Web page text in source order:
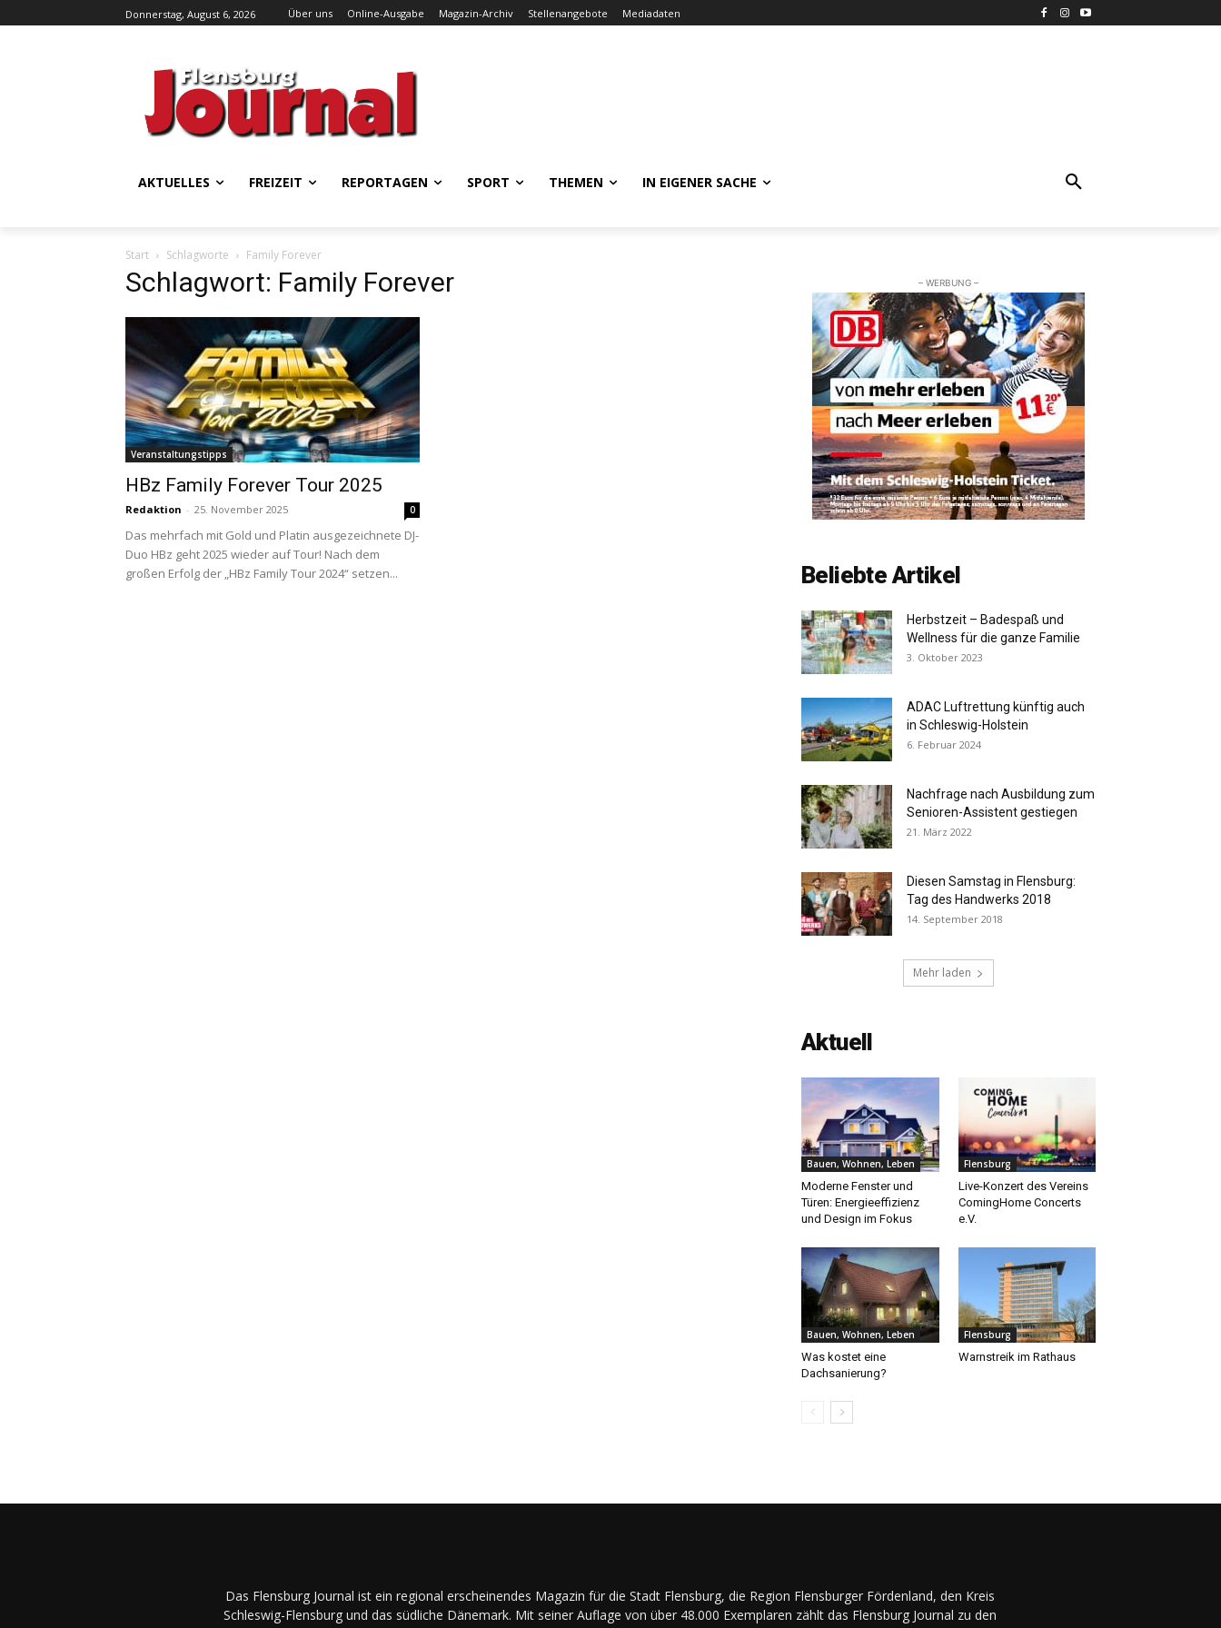
Donnerstag, August 6, 2026 Über uns Online-Ausgabe Magazin-Archiv Stellenangebote Mediadaten
AKTUELLES FREIZEIT REPORTAGEN SPORT THEMEN IN EIGENER SACHE
Start Schlagworte Family Forever
Schlagwort: Family Forever
Veranstaltungstipps
HBz Family Forever Tour 2025
Redaktion - 25. November 2025 0
Das mehrfach mit Gold und Platin ausgezeichnete DJ-
Duo HBz geht 2025 wieder auf Tour! Nach dem
großen Erfolg der „HBz Family Tour 2024“ setzen...
– WERBUNG –
Beliebte Artikel
Herbstzeit – Badespaß und
Wellness für die ganze Familie
3. Oktober 2023
ADAC Luftrettung künftig auch
in Schleswig-Holstein
6. Februar 2024
Nachfrage nach Ausbildung zum
Senioren-Assistent gestiegen
21. März 2022
Diesen Samstag in Flensburg:
Tag des Handwerks 2018
14. September 2018
Mehr laden
Aktuell
Bauen, Wohnen, Leben
Moderne Fenster und
Türen: Energieeffizienz
und Design im Fokus
Flensburg
Live-Konzert des Vereins
ComingHome Concerts
e.V.
Bauen, Wohnen, Leben
Was kostet eine
Dachsanierung?
Flensburg
Warnstreik im Rathaus
Das Flensburg Journal ist ein regional erscheinendes Magazin für die Stadt Flensburg, die Region Flensburger Fördenland, den Kreis
Schleswig-Flensburg und das südliche Dänemark. Mit seiner Auflage von über 48.000 Exemplaren zählt das Flensburg Journal zu den